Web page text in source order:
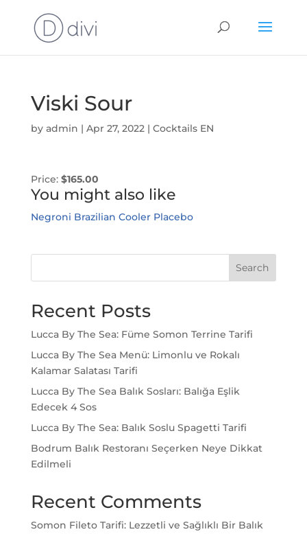
Viski Sour
by admin | Apr 27, 2022| Cocktails EN
Price: $165.00
You might also like
Negroni Brazilian Cooler Placebo
Search
Recent Posts
Lucca By The Sea: Füme Somon Terrine Tarifi
Lucca By The Sea Menü: Limonlu ve Rokalı
Kalamar Salatası Tarifi
Lucca By The Sea Balık Sosları: Balığa Eşlik
Edecek 4 Sos
Lucca By The Sea: Balık Soslu Spagetti Tarifi
Bodrum Balık Restoranı Seçerken Neye Dikkat
Edilmeli
Recent Comments
Somon Fileto Tarifi: Lezzetli ve Sağlıklı Bir Balık